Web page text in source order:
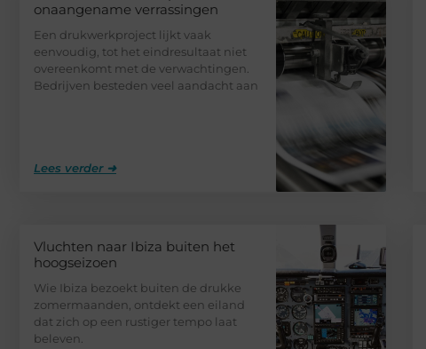
onaangename verrassingen
Een drukwerkproject lijkt vaak
eenvoudig, tot het eindresultaat niet
overeenkomt met de verwachtingen.
Bedrijven besteden veel aandacht aan
Lees verder ➜
Vluchten naar Ibiza buiten het
hoogseizoen
Wie Ibiza bezoekt buiten de drukke
zomermaanden, ontdekt een eiland
dat zich op een rustiger tempo laat
beleven.